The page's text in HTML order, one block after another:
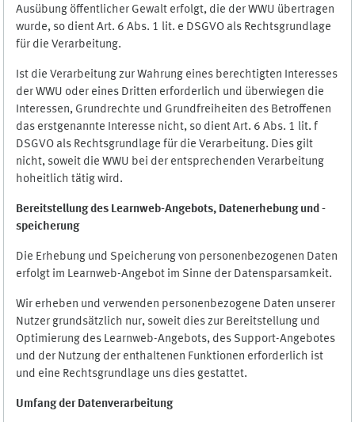
Ausübung öffentlicher Gewalt erfolgt, die der WWU übertragen
wurde, so dient Art. 6 Abs. 1 lit. e DSGVO als Rechtsgrundlage
für die Verarbeitung.
Ist die Verarbeitung zur Wahrung eines berechtigten Interesses
der WWU oder eines Dritten erforderlich und überwiegen die
Interessen, Grundrechte und Grundfreiheiten des Betroffenen
das erstgenannte Interesse nicht, so dient Art. 6 Abs. 1 lit. f
DSGVO als Rechtsgrundlage für die Verarbeitung. Dies gilt
nicht, soweit die WWU bei der entsprechenden Verarbeitung
hoheitlich tätig wird.
Bereitstellung des Learnweb-Angebots, Datenerhebung und -
speicherung
Die Erhebung und Speicherung von personenbezogenen Daten
erfolgt im Learnweb-Angebot im Sinne der Datensparsamkeit.
Wir erheben und verwenden personenbezogene Daten unserer
Nutzer grundsätzlich nur, soweit dies zur Bereitstellung und
Optimierung des Learnweb-Angebots, des Support-Angebotes
und der Nutzung der enthaltenen Funktionen erforderlich ist
und eine Rechtsgrundlage uns dies gestattet.
Umfang der Datenverarbeitung